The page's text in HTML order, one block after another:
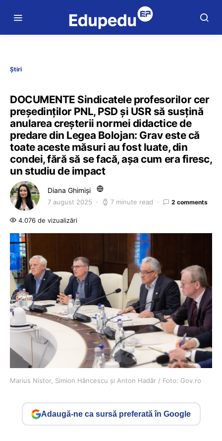
Știri
DOCUMENTE Sindicatele profesorilor cer
președinților PNL, PSD și USR să susțină
anularea creșterii normei didactice de
predare din Legea Bolojan: Grav este că
toate aceste măsuri au fost luate, din
condei, fără să se facă, aşa cum era firesc,
un studiu de impact
Diana Ghimiși
7 august 2025 7 minute read 2 comments
4.076 de vizualizări
Marius Nistor, Simion Hăncescu și Anton Hadăr / Foto: Gov.ro
Adaugă-ne ca sursă preferată în Google